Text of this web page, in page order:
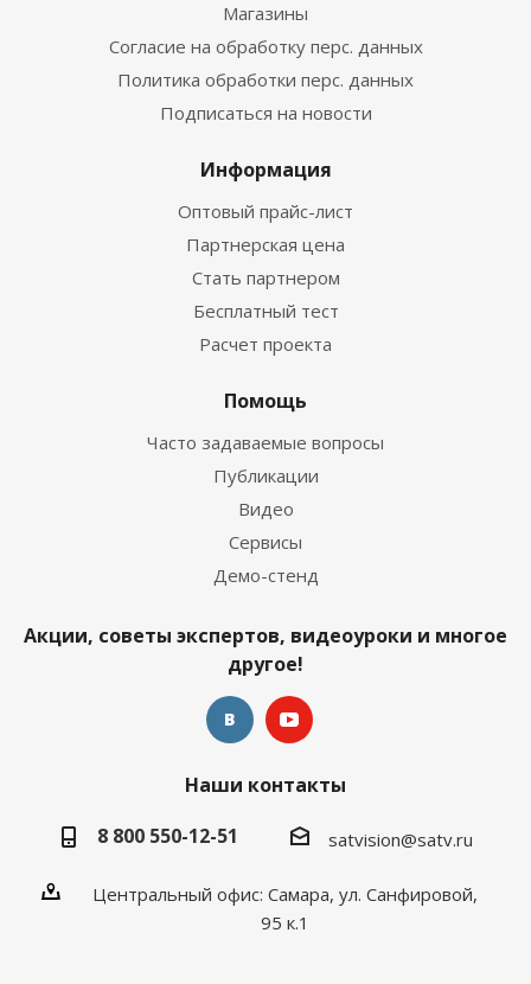
Магазины
Согласие на обработку перс. данных
Политика обработки перс. данных
Подписаться на новости
Информация
Оптовый прайс-лист
Партнерская цена
Стать партнером
Бесплатный тест
Расчет проекта
Помощь
Часто задаваемые вопросы
Публикации
Видео
Сервисы
Демо-стенд
Акции, советы экспертов, видеоуроки и многое
другое!
Наши контакты
8 800 550-12-51
satvision@satv.ru
Центральный офис: Самара, ул. Санфировой,
95 к.1